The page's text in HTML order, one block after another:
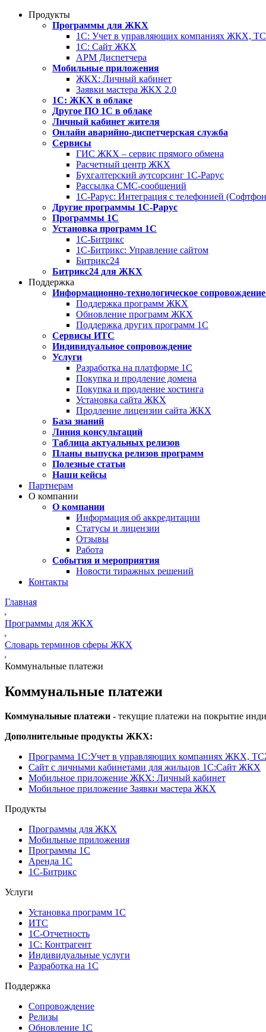
Продукты
Программы для ЖКХ
1С: Учет в управляющих компаниях ЖКХ,
1С: Сайт ЖКХ
АРМ Диспетчера
Мобильные приложения
ЖКХ: Личный кабинет
Заявки мастера ЖКХ 2.0
1С: ЖКХ в облаке
Другое ПО 1С в облаке
Личный кабинет жителя
Онлайн аварийно-диспетчерская служба
Сервисы
ГИС ЖКХ – сервис прямого обмена
Расчетный центр ЖКХ
Бухгалтерский аутсорсинг 1С-Рарус
Рассылка СМС-сообщений
1С-Рарус: Интеграция с телефонией
Другие программы 1С-Рарус
Программы 1С
Установка программ 1С
1С-Битрикс
1С-Битрикс: Управление сайтом
Битрикс24
Битрикс24 для ЖКХ
Поддержка
Информационно-технологическое
Поддержка программ ЖКХ
Обновление программ ЖКХ
Поддержка других программ 1С
Сервисы ИТС
Индивидуальное сопровождение
Услуги
Разработка на платформе 1С
Покупка и продление домена
Покупка и продление хостинга
Установка сайта ЖКХ
Продление лицензии сайта ЖКХ
База знаний
Линия консультаций
Таблица актуальных релизов
Планы выпуска релизов программ
Полезные статьи
Наши кейсы
Партнерам
О компании
О компании
Информация об аккредитации
Статусы и лицензии
Отзывы
Работа
События и мероприятия
Новости тиражных решений
Контакты
Главная
Программы для ЖКХ
Словарь терминов сферы ЖКХ
Коммунальные платежи
Коммунальные платежи
Коммунальные платежи - текущие платежи на покрытие
Дополнительные продукты ЖКХ:
Программа 1C:Учет в управляющих компаниях ЖКХ,
Сайт с личными кабинетами для жильцов 1С:Сайт ЖКХ
Мобильное приложение ЖКХ: Личный кабинет
Мобильное приложение Заявки мастера ЖКХ
Продукты
Программы для ЖКХ
Мобильные приложения
Программы 1С
Аренда 1С
1С-Битрикс
Услуги
Установка программ 1С
ИТС
1С-Отчетность
1С: Контрагент
Индивидуальные услуги
Разработка на 1С
Поддержка
Сопровождение
Релизы
Обновление 1С